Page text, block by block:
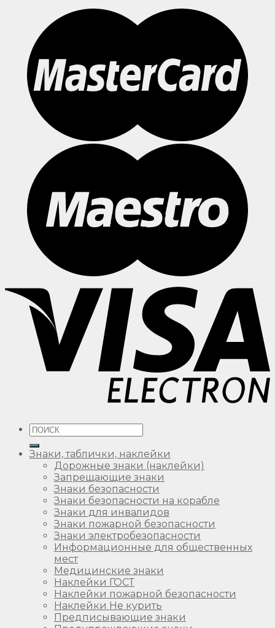
Искать:
Знаки, таблички, наклейки
Дорожные знаки (наклейки)
Запрещающие знаки
Знаки безопасности
Знаки безопасности на корабле
Знаки для инвалидов
Знаки пожарной безопасности
Знаки электробезопасности
Информационные для общественных
мест
Медицинские знаки
Наклейки ГОСТ
Наклейки пожарной безопасности
Наклейки Не курить
Предписывающие знаки